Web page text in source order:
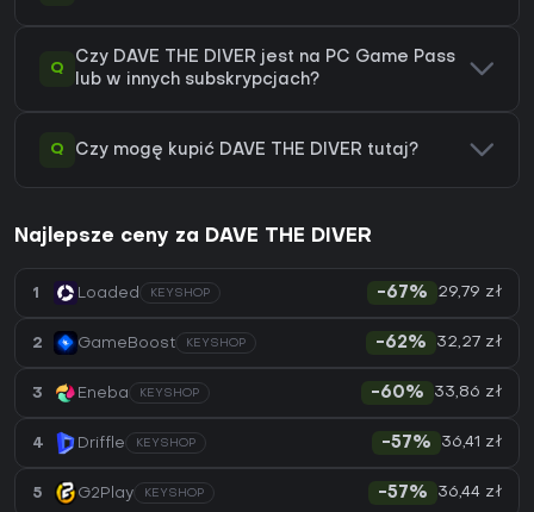
Q
Czy DAVE THE DIVER jest na PC Game Pass
lub w innych subskrypcjach?
Q Czy mogę kupić DAVE THE DIVER tutaj?
Najlepsze ceny za DAVE THE DIVER
1 Loaded KEYSHOP -67% 29,79 zł
2 GameBoost KEYSHOP -62% 32,27 zł
3 Eneba KEYSHOP -60% 33,86 zł
4 Driffle KEYSHOP -57% 36,41 zł
5 G2Play KEYSHOP -57% 36,44 zł